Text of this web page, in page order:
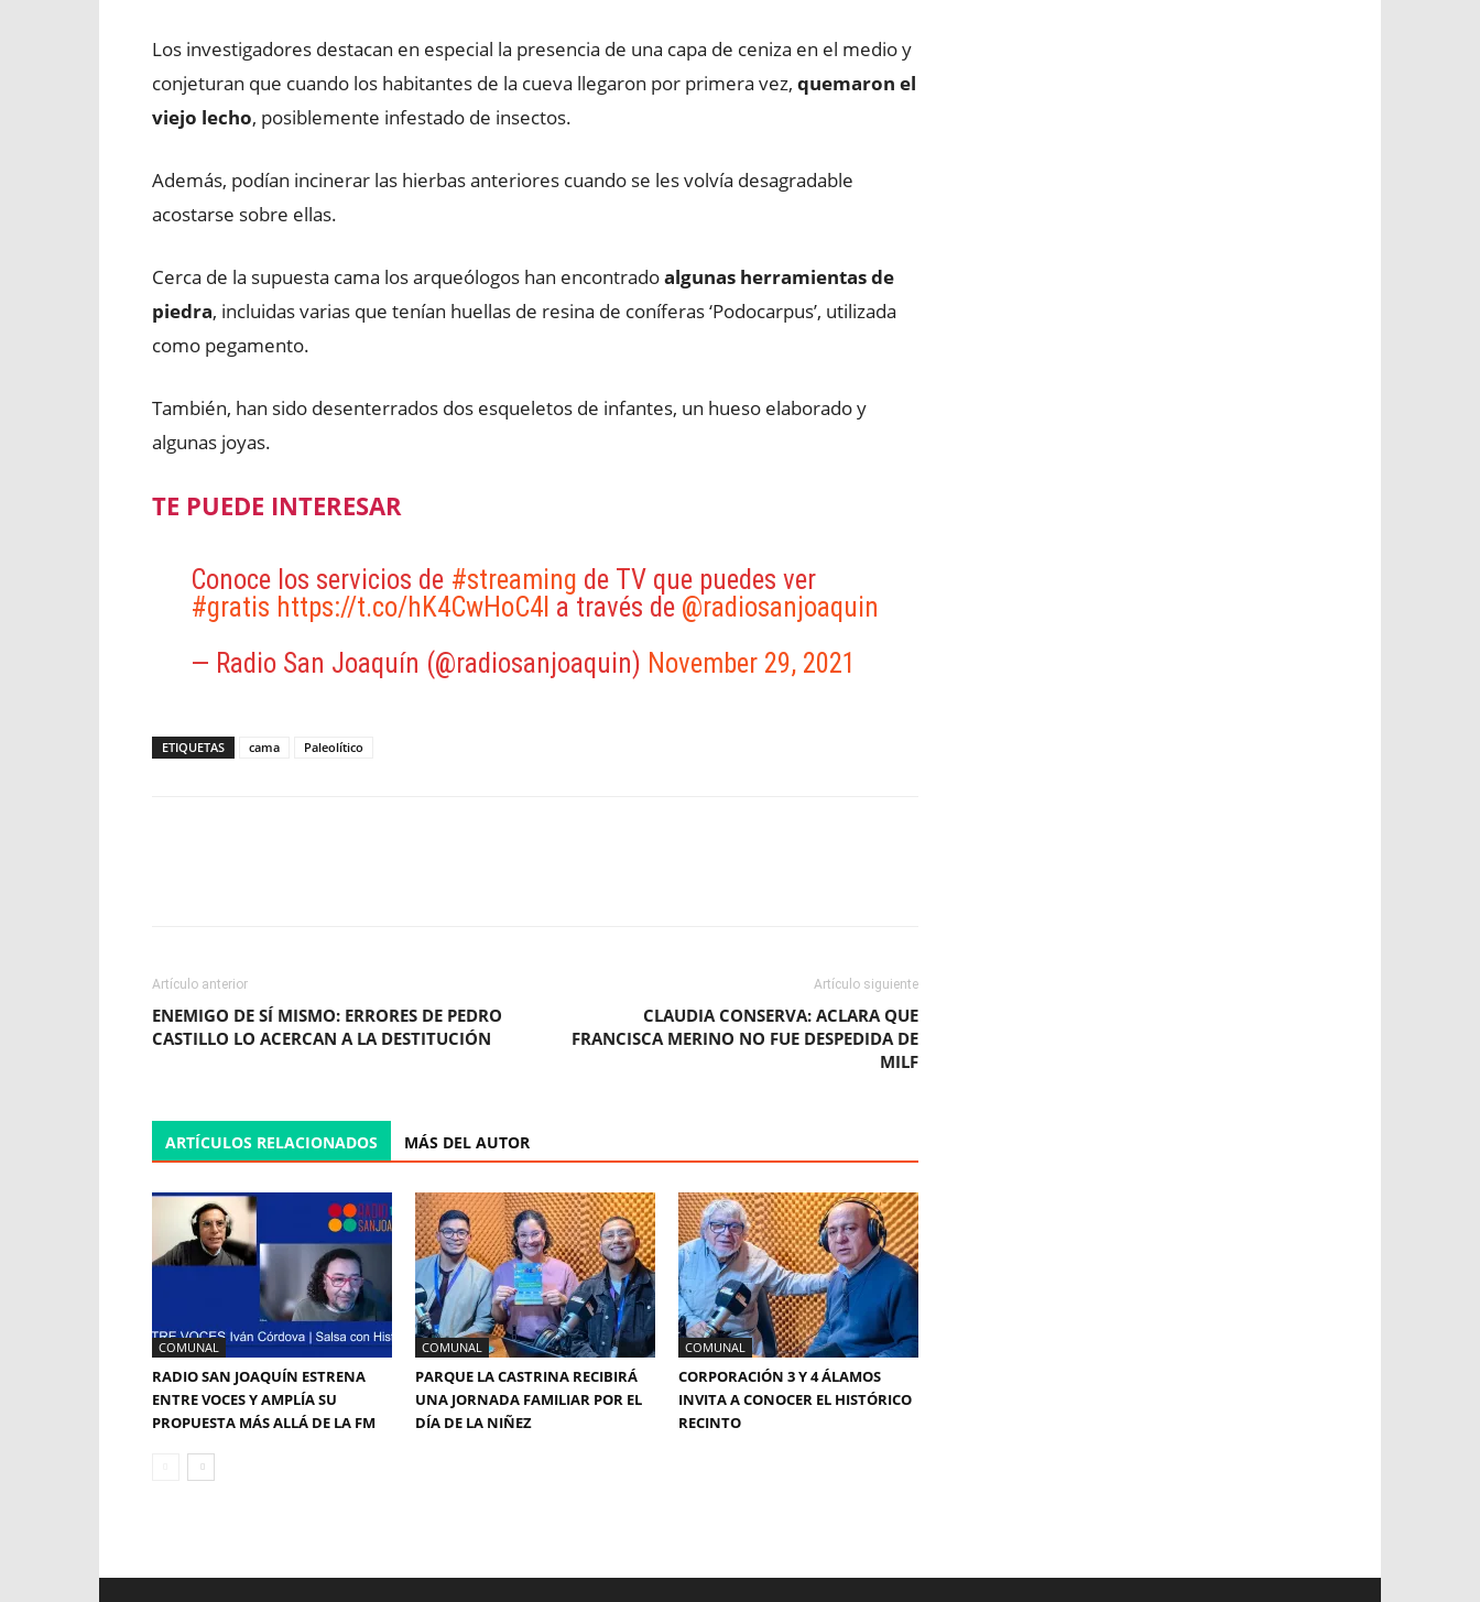
Los investigadores destacan en especial la presencia de una capa de ceniza en el medio y
conjeturan que cuando los habitantes de la cueva llegaron por primera vez, quemaron el
viejo lecho, posiblemente infestado de insectos.
Además, podían incinerar las hierbas anteriores cuando se les volvía desagradable
acostarse sobre ellas.
Cerca de la supuesta cama los arqueólogos han encontradoalgunas herramientas de
piedra, incluidas varias que tenían huellas de resina de coníferas ‘Podocarpus’, utilizada
como pegamento.
También, han sido desenterrados dos esqueletos de infantes, un hueso elaborado y
algunas joyas.
TE PUEDE INTERESAR
Conoce los servicios de #streaming de TV que puedes ver
#gratis https://t.co/hK4CwHoC4l a través de @radiosanjoaquin
— Radio San Joaquín (@radiosanjoaquin) November 29, 2021
ETIQUETAS cama Paleolítico
Artículo anterior
ENEMIGO DE SÍ MISMO: ERRORES DE PEDRO
CASTILLO LO ACERCAN A LA DESTITUCIÓN
Artículo siguiente
CLAUDIA CONSERVA: ACLARA QUE
FRANCISCA MERINO NO FUE DESPEDIDA DE
MILF
ARTÍCULOS RELACIONADOS MÁS DEL AUTOR
COMUNAL
RADIO SAN JOAQUÍN ESTRENA
ENTRE VOCES Y AMPLÍA SU
PROPUESTA MÁS ALLÁ DE LA FM
COMUNAL
PARQUE LA CASTRINA RECIBIRÁ
UNA JORNADA FAMILIAR POR EL
DÍA DE LA NIÑEZ
COMUNAL
CORPORACIÓN 3 Y 4 ÁLAMOS
INVITA A CONOCER EL HISTÓRICO
RECINTO